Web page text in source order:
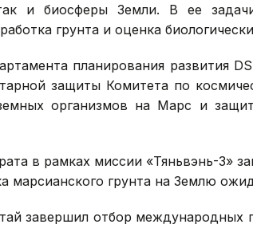
и биосферы Земли. В ее
грунта и оценка
планирования развития
защиты Комитета по
организмов на Марс и
в рамках миссии «Тяньвэнь-3»
марсианского грунта на Землю
завершил отбор международных